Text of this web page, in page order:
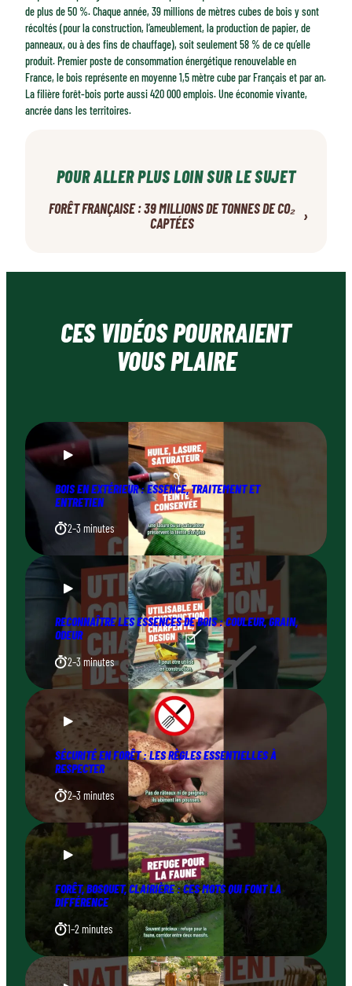
de plus de 50 %. Chaque année, 39 millions de mètres cubes de bois y sont
récoltés (pour la construction, l’ameublement, la production de papier, de
panneaux, ou à des fins de chauffage), soit seulement 58 % de ce qu’elle
produit. Premier poste de consommation énergétique renouvelable en
France, le bois représente en moyenne 1,5 mètre cube par Français et par an.
La filière forêt-bois porte aussi 420 000 emplois. Une économie vivante,
ancrée dans les territoires.
POUR ALLER PLUS LOIN SUR LE SUJET
FORÊT FRANÇAISE : 39 MILLIONS DE TONNES DE CO₂
CAPTÉES
›
CES VIDÉOS POURRAIENT
VOUS PLAIRE
BOIS EN EXTÉRIEUR : ESSENCE, TRAITEMENT ET
ENTRETIEN
2–3 minutes
RECONNAÎTRE LES ESSENCES DE BOIS : COULEUR, GRAIN,
ODEUR
2–3 minutes
SÉCURITÉ EN FORÊT : LES RÈGLES ESSENTIELLES À
RESPECTER
2–3 minutes
FORÊT, BOSQUET, CLAIRIÈRE : CES MOTS QUI FONT LA
DIFFÉRENCE
1–2 minutes